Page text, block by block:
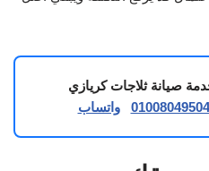
صيانة ثلاجات كريازي
01008049504 واتساب